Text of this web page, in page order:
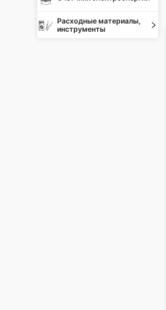
Расходные материалы,
инструменты